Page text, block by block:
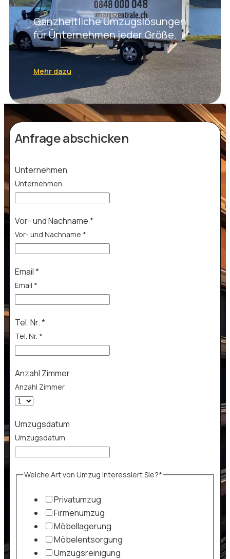
Ganzheitliche Umzugslösungen
für Unternehmen jeder Größe.
Mehr dazu
Anfrage abschicken
Unternehmen
Unternehmen
Vor- und Nachname*
Vor- und Nachname *
Email*
Email *
Tel. Nr.*
Tel. Nr. *
Anzahl Zimmer
Anzahl Zimmer
Umzugsdatum
Umzugsdatum
Welche Art von Umzug interessiert Sie?*
Privatumzug
Firmenumzug
Möbellagerung
Möbelentsorgung
Umzugsreinigung